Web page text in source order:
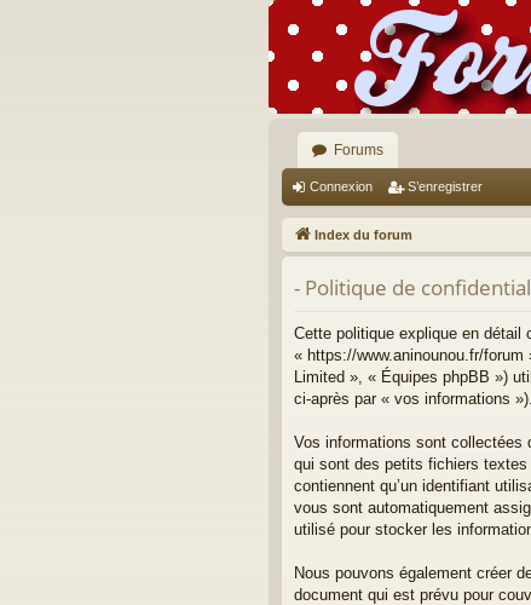
Forums
Connexion S’enregistrer
Index du forum
- Politique de
Cette politique explique en
« https://www.aninounou.fr/
Limited », « Équipes phpBB »)
ci-après par « vos informations »).
Vos informations sont collectées
qui sont des petits fichiers
contiennent qu’un identifiant
vous sont automatiquement
utilisé pour stocker les
Nous pouvons également créer
document qui est prévu pour